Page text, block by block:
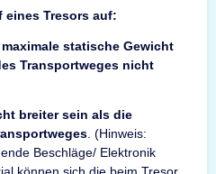
eines Tresors auf:
maximale statische Gewicht
Transportweges nicht
breiter sein als die
. (Hinweis:
Beschläge/ Elektronik